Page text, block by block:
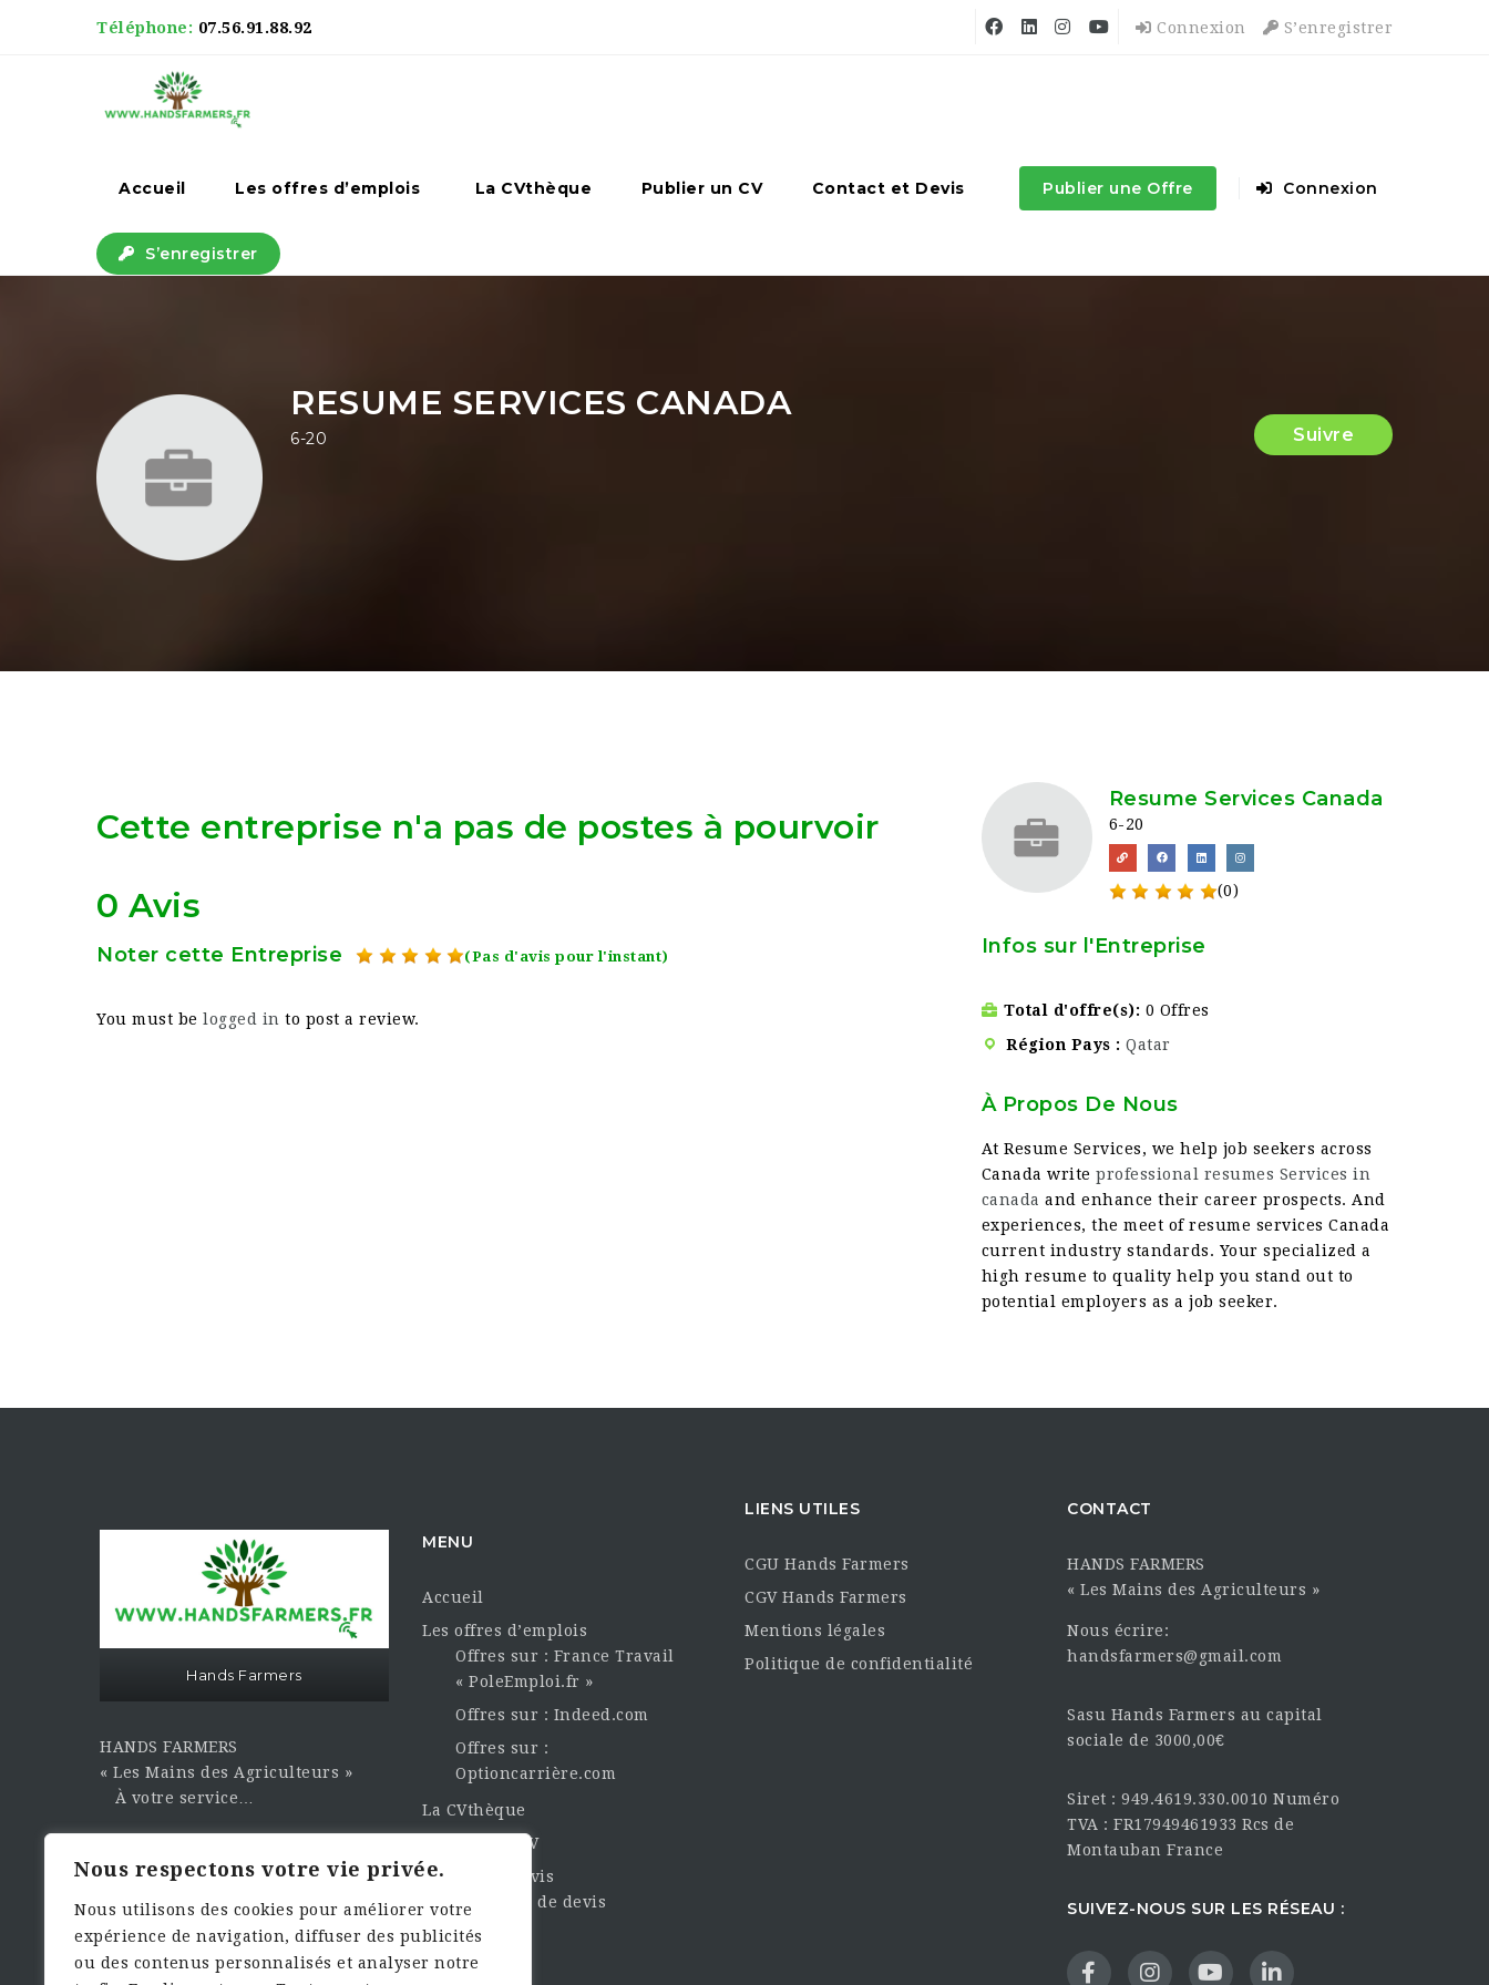
Nous respectons votre vie privée.
Nous utilisons des cookies pour améliorer votre
expérience de navigation, diffuser des publicités
ou des contenus personnalisés et analyser notre
Téléphone: 07.56.91.88.92 Connexion S’enregistrer
Accueil Les offres d’emplois La CVthèque Publier un CV Contact et Devis Publier une Offre Connexion
S’enregistrer
RESUME SERVICES CANADA
6-20 Suivre
Cette entreprise n'a pas de postes à pourvoir
0 Avis
Noter cette Entreprise (Pas d'avis pour l'instant)
You must be logged in to post a review.
Resume Services Canada
6-20
(0)
Infos sur l'Entreprise
Total d'offre(s)
0 Offres
Région Pays
Qatar
À Propos De Nous
At Resume Services, we help job seekers across
Canada writeprofessional resumes Services in
canada and enhance their career prospects. And
experiences, the meet of resume services Canada
current industry standards. Your specialized a
high resume to quality help you stand out to
potential employers as a job seeker.
Hands Farmers
HANDS FARMERS
« Les Mains des Agriculteurs »
À votre service…
sociale de 3000,00€
Siret : 949.461.933.00010 Numéro
TVA : FR17949461933 Rcs de
MENU
Accueil
Les offres d’emplois
Offres sur : France Travail
« PoleEmploi.fr »
Offres sur : Indeed.com
Offres sur :
Optioncarrière.com
La CVthèque
Publier un CV
Contact et Devis
Demande de devis
LIENS UTILES
CGU Hands Farmers
CGV Hands Farmers
Mentions légales
Politique de confidentialité
CONTACT
HANDS FARMERS
« Les Mains des Agriculteurs »
Nous écrire:
handsfarmers@gmail.com
Sasu Hands Farmers au capital
sociale de 3000,00€
Siret : 949.4619.330.0010 Numéro
TVA : FR17949461933 Rcs de
Montauban France
SUIVEZ-NOUS SUR LES RÉSEAU :